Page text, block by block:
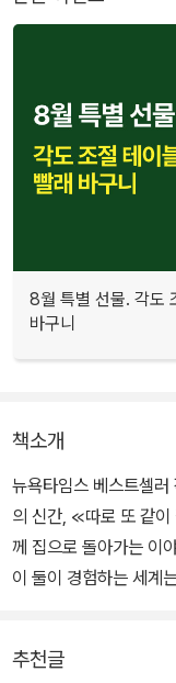
8월 특별 선물. 각도
바구니
책소개
뉴욕타임스 베스트셀
의 신간, ≪따로 또 같이
께 집으로 돌아가는 이
이 둘이 경험하는 세계
담은 전래동화 ≪개와
추천글